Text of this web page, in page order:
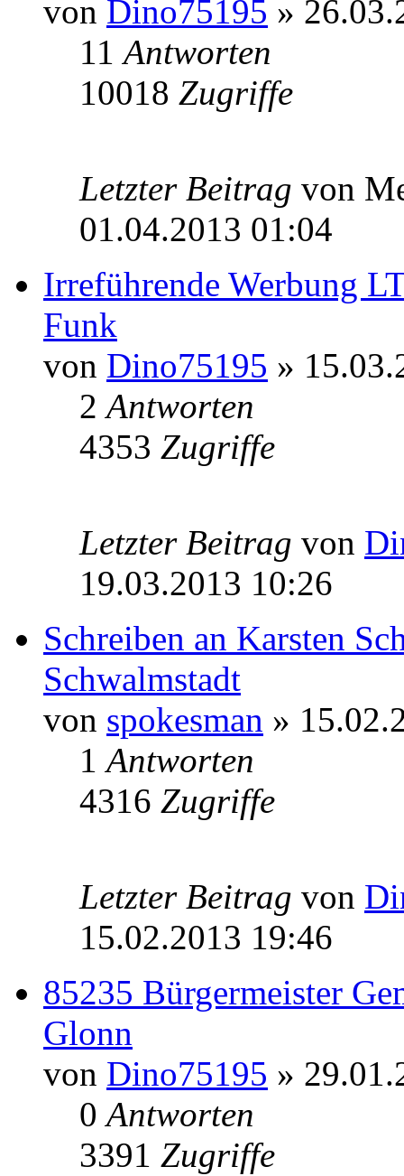
von Dino75195 »
11Antworten
10018 Zugriffe
Letzter Beitrag von
01.04.2013 01:04
Irreführende Werbung
Funk
von Dino75195 »
2Antworten
4353 Zugriffe
Letzter Beitrag von
19.03.2013 10:26
Schreiben an Karsten
Schwalmstadt
von spokesman »
1Antworten
4316 Zugriffe
Letzter Beitrag von
15.02.2013 19:46
85235 Bürgermeister
Glonn
von Dino75195 »
0Antworten
3391 Zugriffe